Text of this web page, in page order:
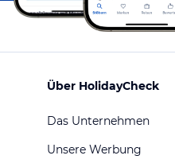
Über HolidayCheck
Das Unternehmen
Unsere Werbung